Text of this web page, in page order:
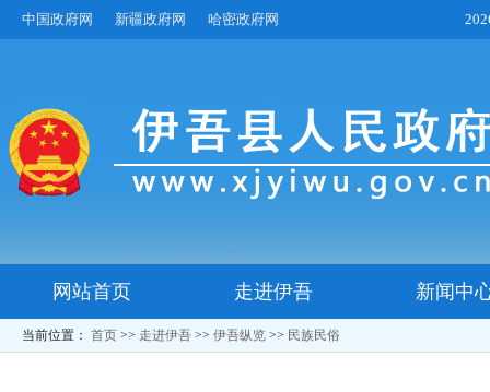
中国政府网 新疆政府网 哈密政府网
网站首页 走进伊吾 新闻中
当前位置： 首页 >> 走进伊吾 >> 伊吾纵览 >> 民族民俗